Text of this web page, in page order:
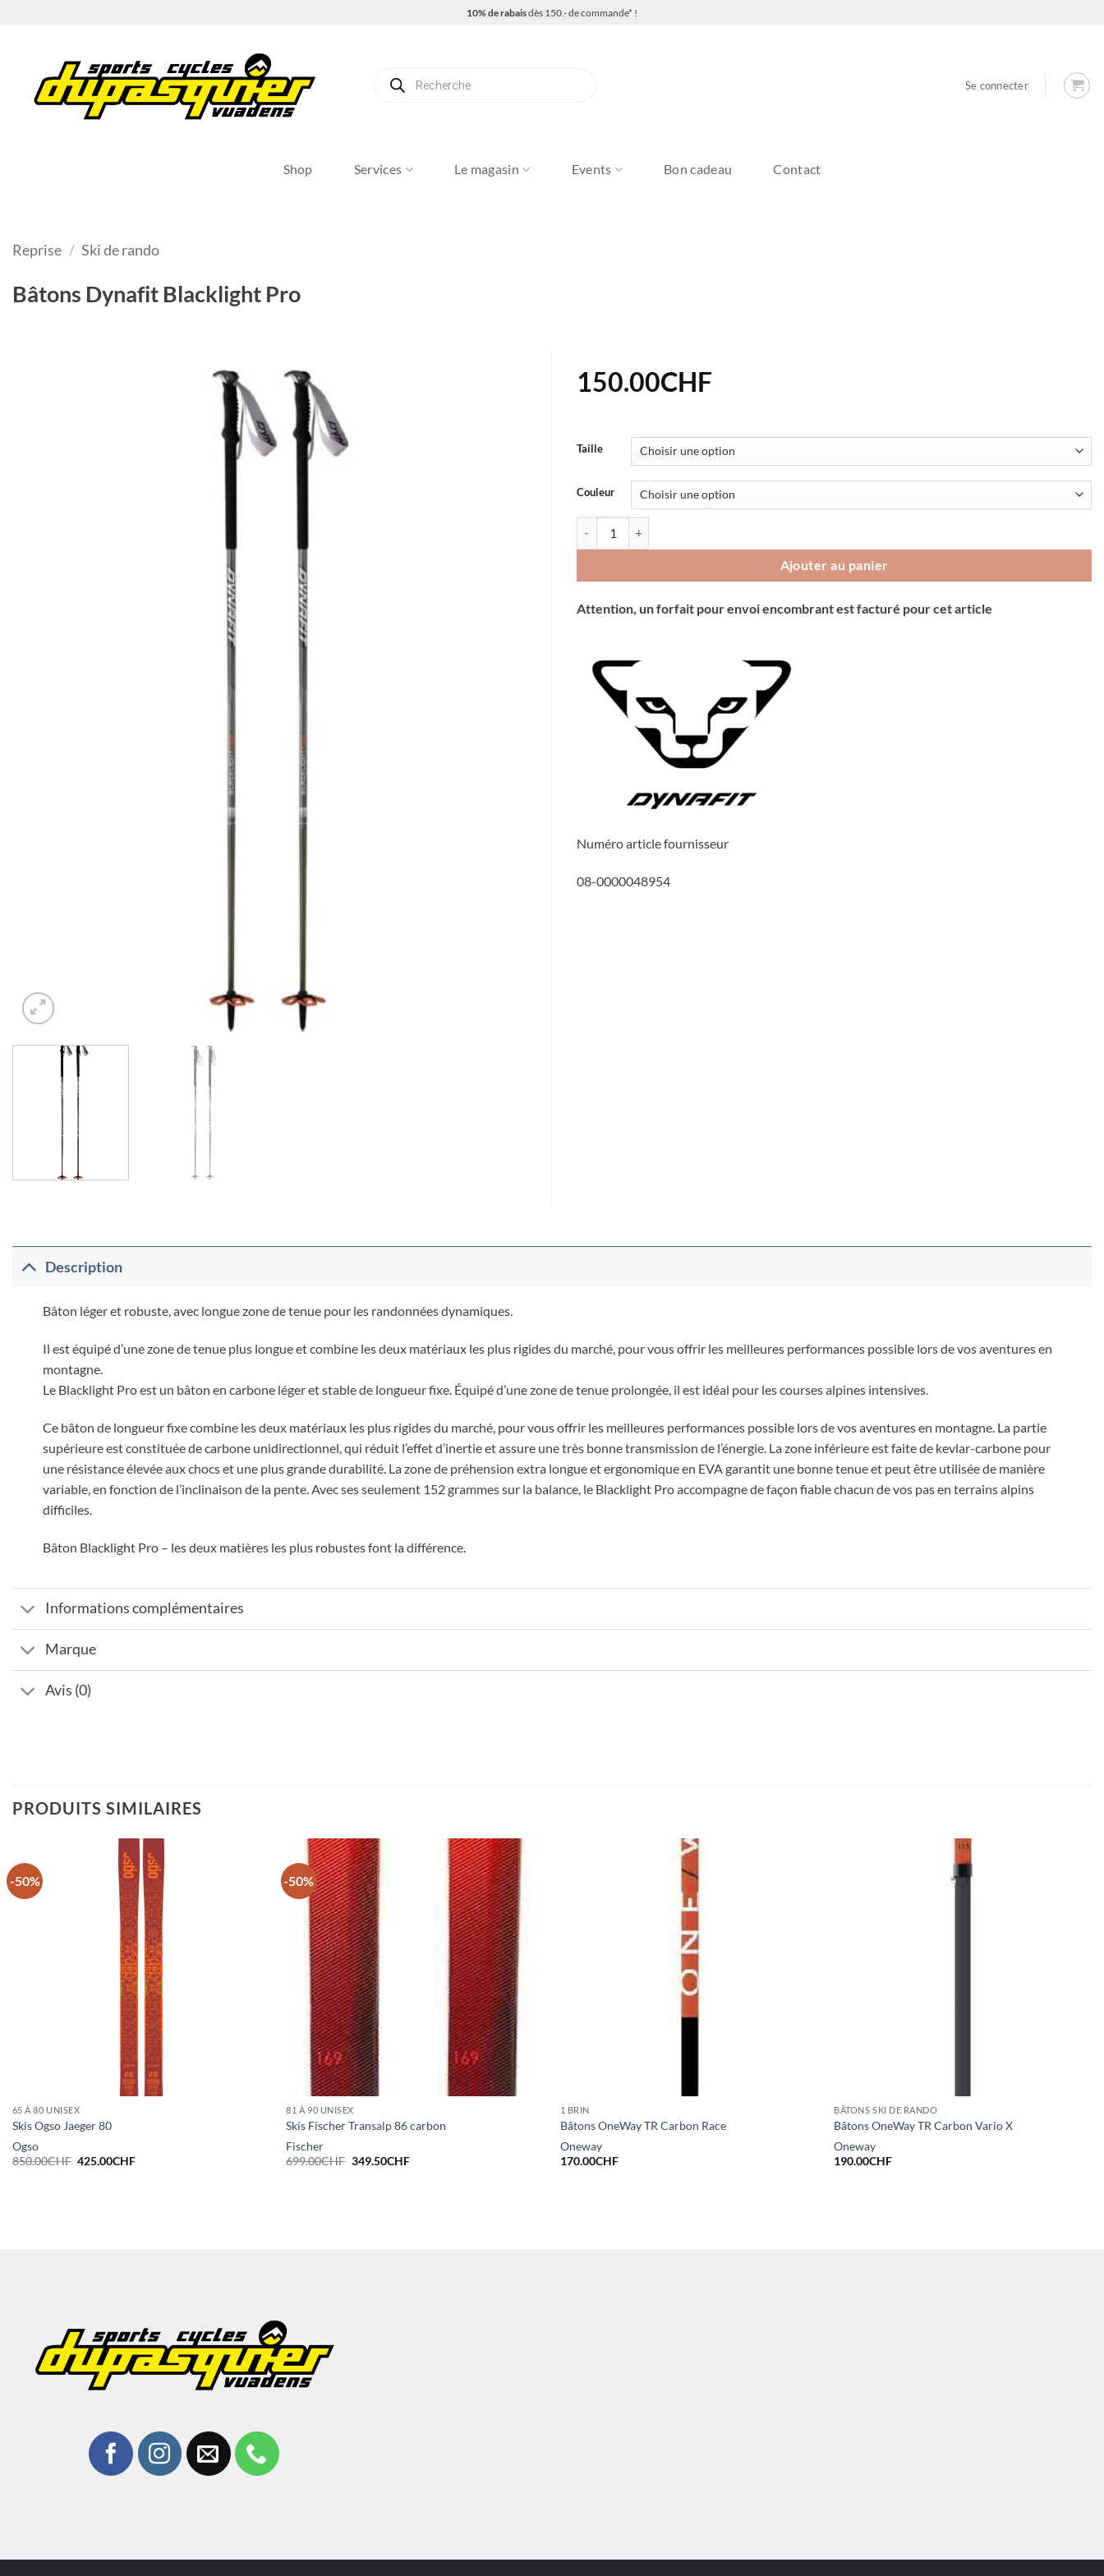
10% de rabaisdès 150.- de commande* !
produits
Se connecter
Shop Services Le magasin Events Bon cadeau Contact
Reprise / Ski de rando
Bâtons Dynafit Blacklight Pro
150.00CHF
Taille
Couleur
Ajouter au panier
Attention, un forfait pour envoi encombrant est facturé pour cet article
Numéro article fournisseur
08-0000048954
Description
Bâton léger et robuste, avec longue zone de tenue pour les randonnées dynamiques.
Il est équipé d’une zone de tenue plus longue et combine les deux matériaux les plus rigides du marché, pour vous offrir les meilleures performances possible lors de vos aventures en
montagne.
Le Blacklight Pro est un bâton en carbone léger et stable de longueur fixe. Équipé d’une zone de tenue prolongée, il est idéal pour les courses alpines intensives.
Ce bâton de longueur fixe combine les deux matériaux les plus rigides du marché, pour vous offrir les meilleures performances possible lors de vos aventures en montagne. La partie
supérieure est constituée de carbone unidirectionnel, qui réduit l’effet d’inertie et assure une très bonne transmission de l’énergie. La zone inférieure est faite de kevlar-carbone pour
une résistance élevée aux chocs et une plus grande durabilité. La zone de préhension extra longue et ergonomique en EVA garantit une bonne tenue et peut être utilisée de manière
variable, en fonction de l’inclinaison de la pente. Avec ses seulement 152 grammes sur la balance, le Blacklight Pro accompagne de façon fiable chacun de vos pas en terrains alpins
difficiles.
Bâton Blacklight Pro – les deux matières les plus robustes font la différence.
Informations complémentaires
Marque
Avis (0)
PRODUITS SIMILAIRES
-50%
65 À 80 UNISEX
Skis Ogso Jaeger 80
Ogso
850.00CHF Le
425.00CHFLe
-50%
81 À 90 UNISEX
Skis Fischer Transalp 86 carbon
Fischer
699.00CHF Le
349.50CHFLe
1 BRIN
Bâtons OneWay TR Carbon Race
Oneway
170.00CHF
BÂTONS SKI DE RANDO
Bâtons OneWay TR Carbon Vario X
Oneway
190.00CHF